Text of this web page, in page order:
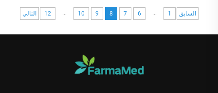
السابق 1
...
6
7
8
9
10
...
12 التالي